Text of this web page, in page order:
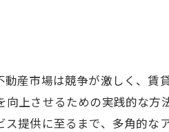
産市場は競争が激しく、賃
上させるための実践的な方
提供に至るまで、多角的な